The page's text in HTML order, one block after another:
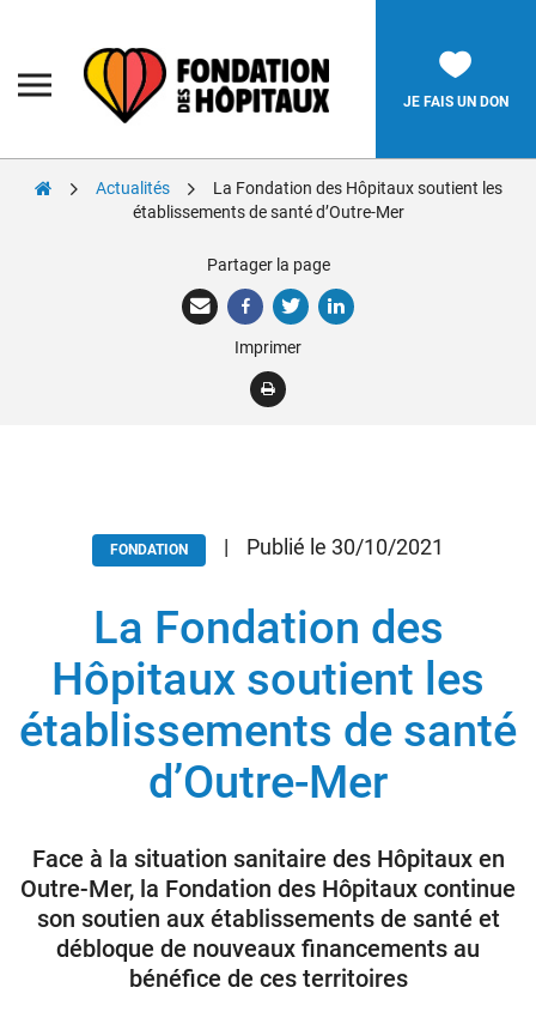
des
Hôpitaux
JE FAIS UN DON
Nous soutenir
Presse
Actualités
La Fondation des Hôpitaux soutient les
établissements de santé d’Outre-Mer
Partager la page
Imprimer
FONDATION | Publié le 30/10/2021
La Fondation des
Hôpitaux soutient les
établissements de santé
d’Outre-Mer
Face à la situation sanitaire des Hôpitaux en
Outre-Mer, la Fondation des Hôpitaux continue
son soutien aux établissements de santé et
débloque de nouveaux financements au
bénéfice de ces territoires